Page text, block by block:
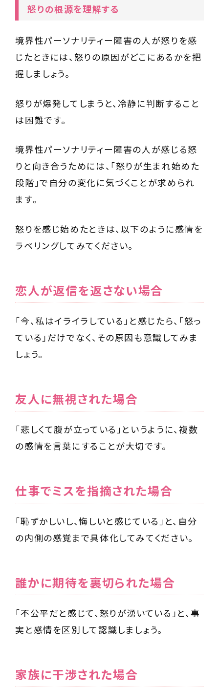
怒りの根源を理解する
境界性パーソナリティー障害の人が怒りを感
じたときには、怒りの原因がどこにあるかを把
握しましょう。
怒りが爆発してしまうと、冷静に判断すること
は困難です。
境界性パーソナリティー障害の人が感じる怒
りと向き合うためには、「怒りが生まれ始めた
段階」で自分の変化に気づくことが求められ
ます。
怒りを感じ始めたときは、以下のように感情を
ラベリングしてみてください。
恋人が返信を返さない場合
「今、私はイライラしている」と感じたら、「怒っ
ている」だけでなく、その原因も意識してみま
しょう。
友人に無視された場合
「悲しくて腹が立っている」というように、複数
の感情を言葉にすることが大切です。
仕事でミスを指摘された場合
「恥ずかしいし、悔しいと感じている」と、自分
の内側の感覚まで具体化してみてください。
誰かに期待を裏切られた場合
「不公平だと感じて、怒りが湧いている」と、事
実と感情を区別して認識しましょう。
家族に干渉された場合